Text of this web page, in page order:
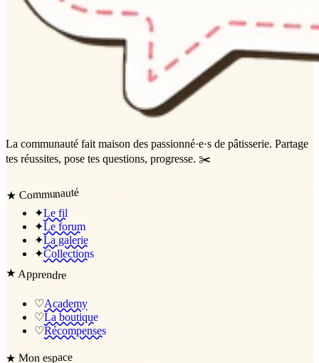
La communauté fait maison des passionné·e·s de pâtisserie. Partage
tes réussites, pose tes questions, progresse. ✂️
★ Communauté
✦Le fil
✦Le forum
✦La galerie
✦Collections
★Apprendre
♡Academy
♡La boutique
♡Récompenses
★Mon espace